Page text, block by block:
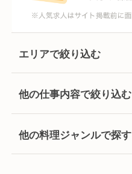
エリアで絞り込む
他の仕事内容で絞り込む
他の料理ジャンルで探す